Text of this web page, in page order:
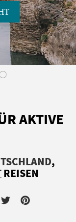
AKTIVE
,
REISEN